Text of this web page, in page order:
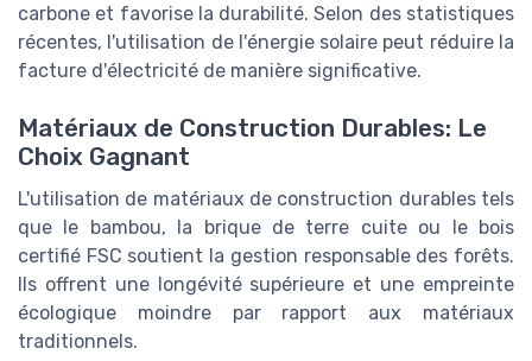
carbone et favorise la durabilité. Selon des statistiques
récentes, l'utilisation de l'énergie solaire peut réduire la
facture d'électricité de manière significative.
Matériaux de Construction Durables: Le
Choix Gagnant
L'utilisation de matériaux de construction durables tels
que le bambou, la brique de terre cuite ou le bois
certifié FSC soutient la gestion responsable des forêts.
Ils offrent une longévité supérieure et une empreinte
écologique moindre par rapport aux matériaux
traditionnels.